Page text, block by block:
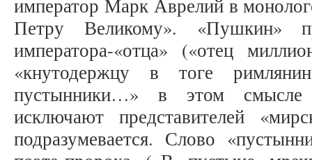
император Марк Аврелий в
Петру Великому». «Пушкин»
императора-«отца» («отец
«кнутодержцу в тоге
пустынники…» в этом
исключают представителей
подразумевается. Слово